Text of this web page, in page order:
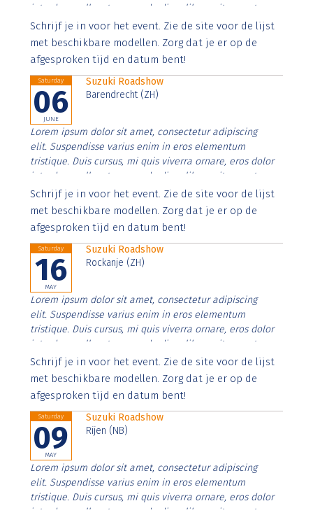
interdum nulla, ut commodo diam libero vitae erat.
Aenean faucibus nibh et justo cursus id rutrum lorem
imperdiet. Nunc ut sem vitae risus tristique posuere.
Schrijf je in voor het event. Zie de site voor de lijst
met beschikbare modellen. Zorg dat je er op de
afgesproken tijd en datum bent!
Saturday
06
JUNE
Suzuki Roadshow
Barendrecht (ZH)
Lorem ipsum dolor sit amet, consectetur adipiscing
elit. Suspendisse varius enim in eros elementum
tristique. Duis cursus, mi quis viverra ornare, eros dolor
interdum nulla, ut commodo diam libero vitae erat.
Aenean faucibus nibh et justo cursus id rutrum lorem
imperdiet. Nunc ut sem vitae risus tristique posuere.
Schrijf je in voor het event. Zie de site voor de lijst
met beschikbare modellen. Zorg dat je er op de
afgesproken tijd en datum bent!
Saturday
16
MAY
Suzuki Roadshow
Rockanje (ZH)
Lorem ipsum dolor sit amet, consectetur adipiscing
elit. Suspendisse varius enim in eros elementum
tristique. Duis cursus, mi quis viverra ornare, eros dolor
interdum nulla, ut commodo diam libero vitae erat.
Aenean faucibus nibh et justo cursus id rutrum lorem
imperdiet. Nunc ut sem vitae risus tristique posuere.
Schrijf je in voor het event. Zie de site voor de lijst
met beschikbare modellen. Zorg dat je er op de
afgesproken tijd en datum bent!
Saturday
09
MAY
Suzuki Roadshow
Rijen (NB)
Lorem ipsum dolor sit amet, consectetur adipiscing
elit. Suspendisse varius enim in eros elementum
tristique. Duis cursus, mi quis viverra ornare, eros dolor
interdum nulla, ut commodo diam libero vitae erat.